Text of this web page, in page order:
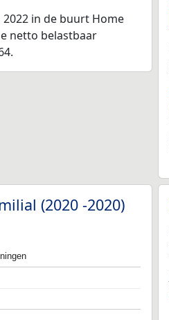
in de buurt Home
netto belastbaar
(2020 -2020)